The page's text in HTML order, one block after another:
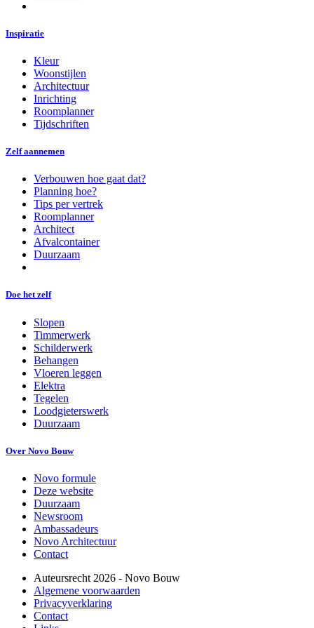
Inspiratie
Kleur
Woonstijlen
Architectuur
Inrichting
Roomplanner
Tijdschriften
Zelf aannemen
Verbouwen hoe gaat dat?
Planning hoe?
Tips per vertrek
Roomplanner
Architect
Afvalcontainer
Duurzaam
Doe het zelf
Slopen
Timmerwerk
Schilderwerk
Behangen
Vloeren leggen
Elektra
Tegelen
Loodgieterswerk
Duurzaam
Over Novo Bouw
Novo formule
Deze website
Duurzaam
Newsroom
Ambassadeurs
Novo Architectuur
Contact
Auteursrecht 2026 - Novo Bouw
Algemene voorwaarden
Privacyverklaring
Contact